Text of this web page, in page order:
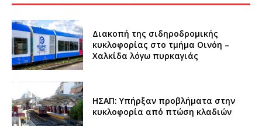
Διακοπή της σιδηροδρομικής
κυκλοφορίας στο τμήμα Οινόη –
Χαλκίδα λόγω πυρκαγιάς
ΗΣΑΠ: Υπήρξαν προβλήματα στην
κυκλοφορία από πτώση κλαδιών